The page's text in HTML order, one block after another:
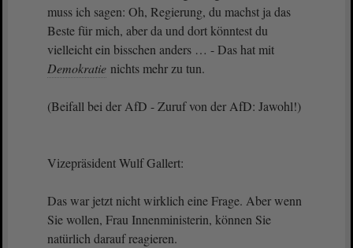
muss ich sagen: Oh, Regierung, du machst ja das
Beste für mich, aber da und dort könntest du
vielleicht ein bisschen anders … - Das hat mit
Demokratie nichts mehr zu tun.
(Beifall bei der AfD - Zuruf von der AfD: Jawohl!)
Vizepräsident Wulf Gallert:
Das war jetzt nicht wirklich eine Frage. Aber wenn
Sie wollen, Frau Innenministerin, können Sie
natürlich darauf reagieren.